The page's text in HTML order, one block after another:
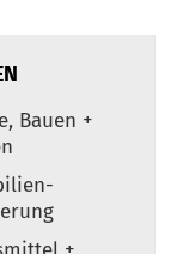
Bauen +